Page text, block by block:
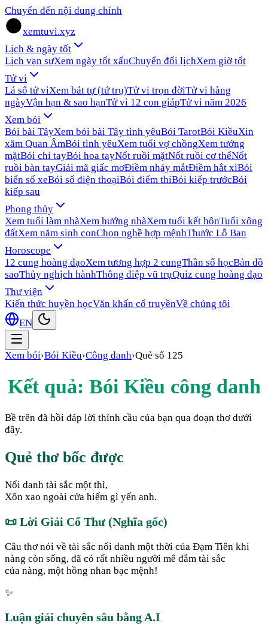
Chuyển đến nội dung chính
xemtuvi.xyz
Lịch & ngày tốt
Lịch vạn sựXem ngày tốt xấuChuyển đổi lịchXem giờ tốt
Tử vi
Lá số tử viXem bát tự (tứ trụ)Tử vi trọn đờiTử vi hàng
ngàyVận hạn & sao hạnTử vi 12 con giápTử vi năm 2026
Xem bói
Bói bài TâyXem bói bài Tây tình yêuBói TarotBói KiềuXin
xăm Quan ÂmBói tình yêuXem tuổi vợ chồngXem tướng
mặtBói chỉ tayBói hoa tayNốt ruồi mặtNốt ruồi cơ thểNốt
ruồi bàn tayGiải mã giấc mơĐiềm nháy mắtĐiềm hắt xìBói
biển số xeBói số điện thoạiBói điểm thiBói kiếp trướcBói
kiếp sau
Phong thủy
Xem tuổi làm nhàXem hướng nhàXem tuổi kết hônTuổi xông
đấtXem năm sinh conChọn nghề hợp mệnhThước Lỗ Ban
Horoscope
12 cung hoàng đạoXem tương hợp 2 cungThần số họcBản đồ
saoThủy nghịch hànhThông điệp vũ trụQuiz cung hoàng đạo
Thư viện
Kiến thức huyền họcVăn khấn cổ truyềnVề chúng tôi
EN
Xem bói›Bói Kiều›Công danh›Quẻ số 125
Kết quả: Bói Kiều công danh
Bề trên đã hồi đáp lời thỉnh cầu của bạn qua đoạn thơ dưới
đây.
Quẻ thơ bốc được
Nổi danh tài sắc một thì,
Xôn xao ngoài cửa hiếm gì yến anh.
📜 Lời Giải Cổ Thư (Nghĩa gốc)
Câu thơ nói về tài sắc nổi danh một thời của Đạm Tiên khi
nàng còn sống, đã có rất nhiều người mê đắm tài sắc
của nàng, một hồng nhan bạc mệnh!
✨
Luận giải chuyên sâu bằng A.I